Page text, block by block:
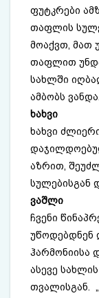
ფუტკრები
თაფლის
მოაქვთ, მათ
თაფლით
სახლში
ამბობს ვანდა.
ხახვი
ხახვი
აზრით,
სულებისგან
ვაშლი
ჩვენი
უწოდებდნენ
ჰარმონიისა
ასევე
თვალისგან.